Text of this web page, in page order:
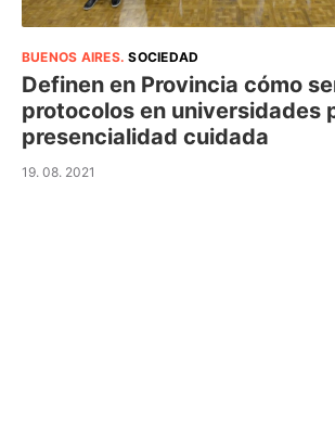
BUENOS AIRES.SOCIEDAD
Definen en Provincia cómo
protocolos en universidades
presencialidad cuidada
19. 08. 2021